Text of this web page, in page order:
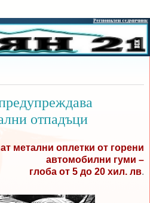
отпадъци
метални оплетки от горени
автомобилни гуми –
глоба от 5 до 20 хил. лв.